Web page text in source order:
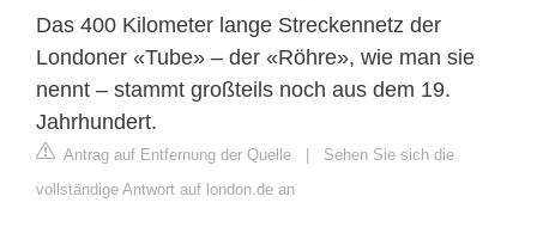
Das 400 Kilometer lange Streckennetz der
Londoner «Tube» – der «Röhre», wie man sie
nennt – stammt großteils noch aus dem 19.
Jahrhundert.
Antrag auf Entfernung der Quelle | Sehen Sie sich die
vollständige Antwort auf london.de an